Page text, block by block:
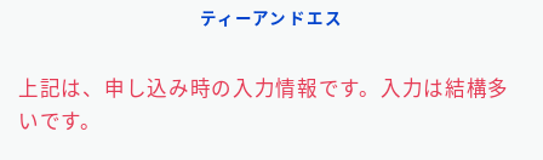
ティーアンドエス
上記は、申し込み時の入力情報です。入力は結構多
いです。